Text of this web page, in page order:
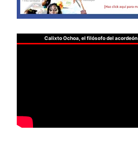
Calixto Ochoa, el filósofo del acordeón